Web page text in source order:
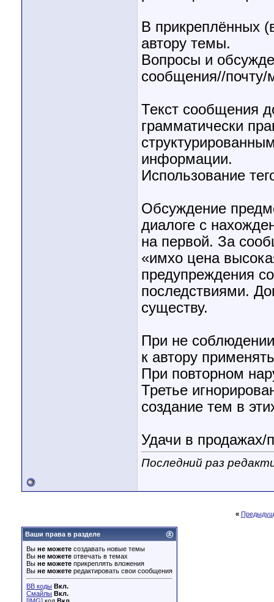
В прикреплённых
автору темы.
Вопросы и
сообщения//
Текст сообщения
грамматически
информации.
Использование
Обсуждение
диалоге с
на первой. За
«имхо цена
предупреждения
последствиями.
существу.
При не
к автору
При повторном
Третье
создание тем в
Удачи в продажах/
Последний раз
«
Ваши права в разделе
Вы не можете создавать новые темы
Вы не можете отвечать в темах
Вы не можете прикреплять вложения
Вы не можете редактировать свои сообщения
BB коды Вкл.
Смайлы Вкл.